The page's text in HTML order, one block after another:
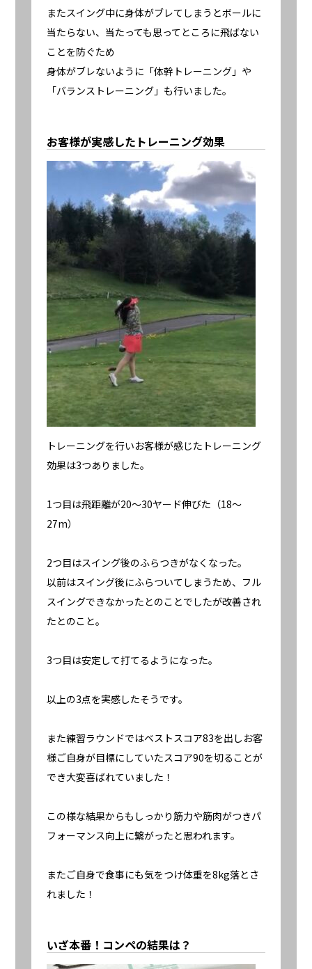
またスイング中に身体がブレてしまうとボールに
当たらない、当たっても思ってところに飛ばない
ことを防ぐため
身体がブレないように「体幹トレーニング」や
「バランストレーニング」も行いました。
お客様が実感したトレーニング効果
トレーニングを行いお客様が感じたトレーニング
効果は3つありました。
1つ目は飛距離が20〜30ヤード伸びた（18〜
27m）
2つ目はスイング後のふらつきがなくなった。
以前はスイング後にふらついてしまうため、フル
スイングできなかったとのことでしたが改善され
たとのこと。
3つ目は安定して打てるようになった。
以上の3点を実感したそうです。
また練習ラウンドではベストスコア83を出しお客
様ご自身が目標にしていたスコア90を切ることが
でき大変喜ばれていました！
この様な結果からもしっかり筋力や筋肉がつきパ
フォーマンス向上に繋がったと思われます。
またご自身で食事にも気をつけ体重を8kg落とさ
れました！
いざ本番！コンペの結果は？